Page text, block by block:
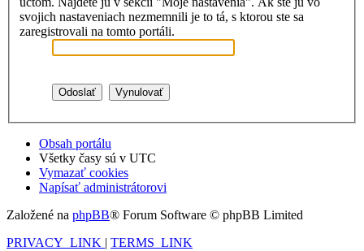
svojich nastaveniach nezmemnili je to tá, s ktorou ste sa
zaregistrovali na tomto portáli.
Obsah portálu
Všetky časy sú v UTC
Vymazať cookies
Napísať administrátorovi
Založené na phpBB® Forum Software © phpBB Limited
PRIVACY_LINK | TERMS_LINK